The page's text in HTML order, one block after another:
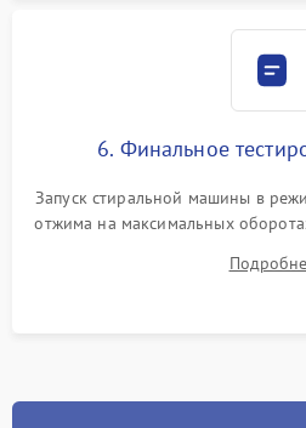
6. Финальное
Запуск стиральной машины в
отжима на максимальных
корректности слива,
посторонних стуков и